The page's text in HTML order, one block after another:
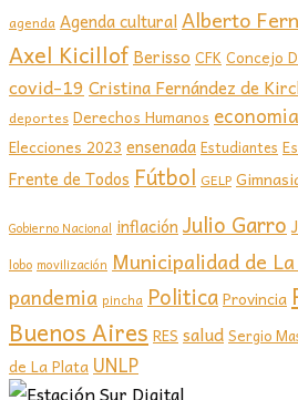
agenda Agenda culturalAlberto
Axel Kicillof Berisso CFKConcejo
covid-19 Cristina Fernández de
deportes Derechos Humanos economia
Elecciones 2023 ensenada Estudiantes
Frente de Todos Fútbol GELP
Gobierno Nacional inflación Julio Garro
lobo movilización Municipalidad de
pandemia pincha PoliticaProvincia
Buenos Aires RES saludSergio
de La Plata UNLP